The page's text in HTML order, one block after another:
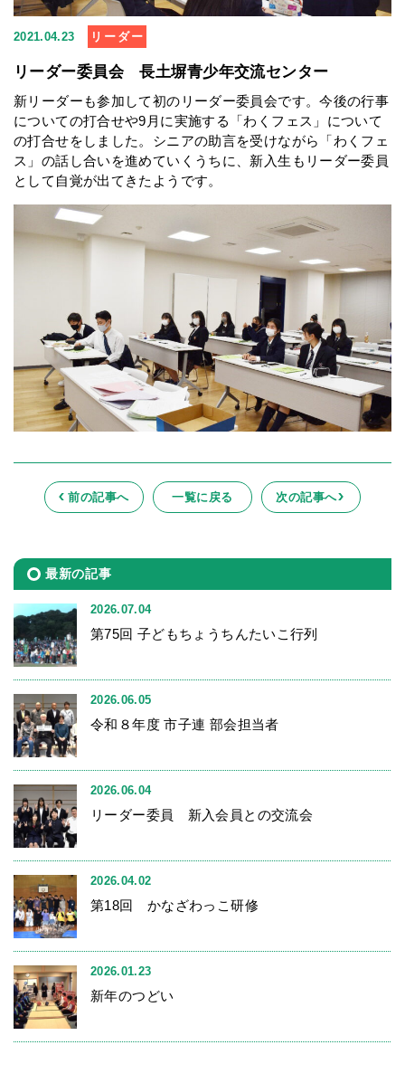
2021.04.23 リーダー
リーダー委員会 長土塀青少年交流センター
新リーダーも参加して初のリーダー委員会です。今後の行事
についての打合せや9月に実施する「わくフェス」について
の打合せをしました。シニアの助言を受けながら「わくフェ
ス」の話し合いを進めていくうちに、新入生もリーダー委員
として自覚が出てきたようです。
前の記事へ 一覧に戻る 次の記事へ
最新の記事
2026.07.04
第75回 子どもちょうちんたいこ行列
2026.06.05
令和８年度 市子連 部会担当者
2026.06.04
リーダー委員 新入会員との交流会
2026.04.02
第18回 かなざわっこ研修
2026.01.23
新年のつどい